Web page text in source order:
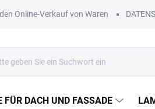
Online-Verkauf von Waren
FÜR DACH UND FASSADE